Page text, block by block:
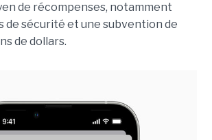
de récompenses, notamment
de sécurité et une subvention de
de dollars.